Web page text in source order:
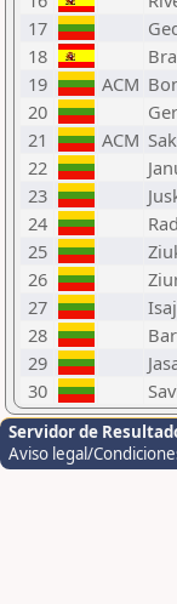
17
18
19
ACM
20
21
ACM
22
23
24
25
26
27
28
29
30
Servidor de
Aviso legal/